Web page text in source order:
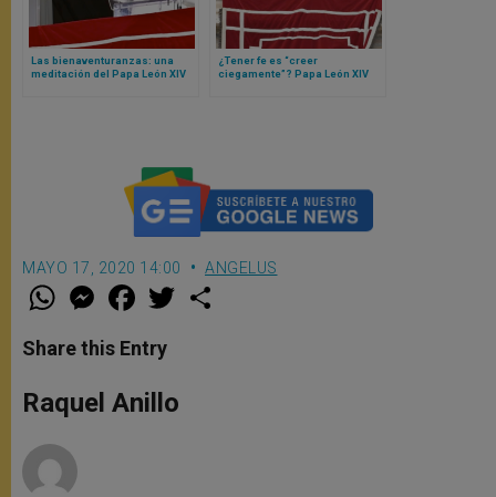
Las bienaventuranzas: una
meditación del Papa León XIV
¿Tener fe es “creer
ciegamente”? Papa León XIV
MAYO 17, 2020 14:00 ANGELUS
W
t
s
p
p
M
e
s
e
g
e
F
a
e
b
o
k
w
Share this Entry
Raquel Anillo